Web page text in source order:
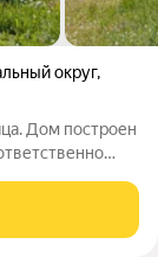
округ,
Дом построен
из